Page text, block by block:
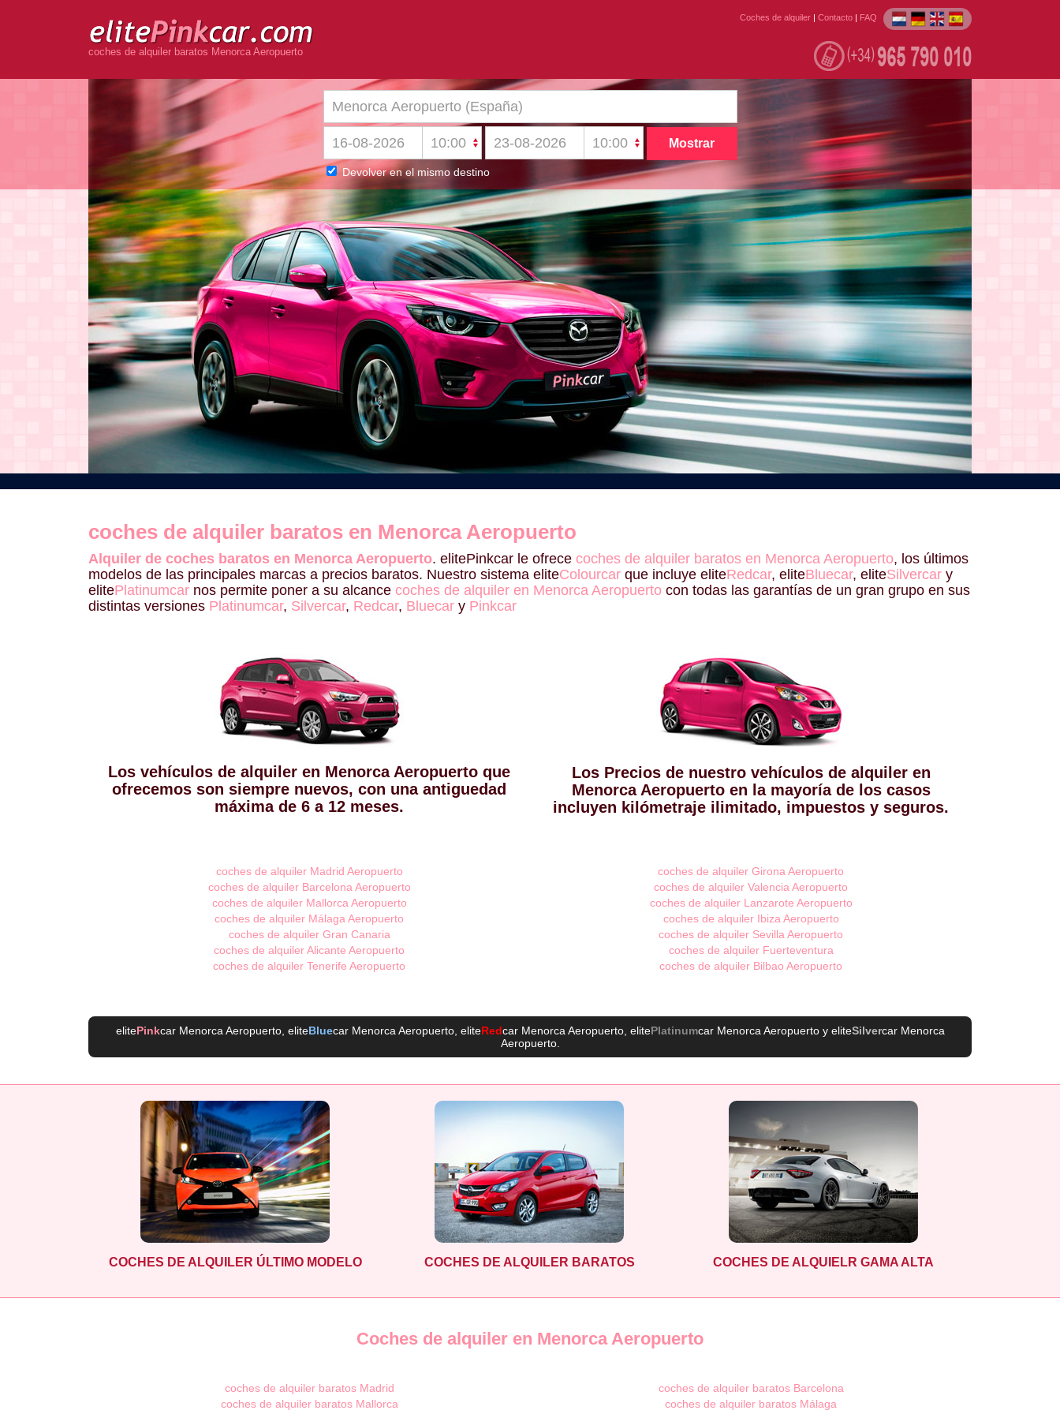
coches de alquiler baratos Menorca Aeropuerto
Coches de alquiler | Contacto | FAQ
coches de alquiler baratos en Menorca Aeropuerto
Alquiler de coches baratos en Menorca Aeropuerto. elitePinkcar le ofrece coches de alquiler baratos en Menorca Aeropuerto, los últimos
modelos de las principales marcas a precios baratos. Nuestro sistema eliteColourcar que incluye eliteRedcar, eliteBluecar, eliteSilvercar y
elitePlatinumcar nos permite poner a su alcance coches de alquiler en Menorca Aeropuerto con todas las garantías de un gran grupo en sus
distintas versiones Platinumcar, Silvercar, Redcar, Bluecar y Pinkcar
Los vehículos de alquiler en Menorca Aeropuerto que
ofrecemos son siempre nuevos, con una antiguedad
máxima de 6 a 12 meses.
Los Precios de nuestro vehículos de alquiler en
Menorca Aeropuerto en la mayoría de los casos
incluyen kilómetraje ilimitado, impuestos y seguros.
coches de alquiler Madrid Aeropuerto
coches de alquiler Barcelona Aeropuerto
coches de alquiler Mallorca Aeropuerto
coches de alquiler Málaga Aeropuerto
coches de alquiler Gran Canaria
coches de alquiler Alicante Aeropuerto
coches de alquiler Tenerife Aeropuerto
coches de alquiler Girona Aeropuerto
coches de alquiler Valencia Aeropuerto
coches de alquiler Lanzarote Aeropuerto
coches de alquiler Ibiza Aeropuerto
coches de alquiler Sevilla Aeropuerto
coches de alquiler Fuerteventura
coches de alquiler Bilbao Aeropuerto
elitePinkcar Menorca Aeropuerto, eliteBluecar Menorca Aeropuerto, eliteRedcar Menorca Aeropuerto, elitePlatinumcar Menorca Aeropuertoy eliteSilvercar Menorca
Aeropuerto.
COCHES DE ALQUILER ÚLTIMO MODELO COCHES DE ALQUILER BARATOS COCHES DE ALQUIELR GAMA ALTA
Coches de alquiler en Menorca Aeropuerto
coches de alquiler baratos Madrid
coches de alquiler baratos Barcelona
coches de alquiler baratos Mallorca
coches de alquiler baratos Málaga
Devolver en el mismo destino